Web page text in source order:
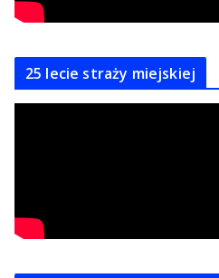
25 lecie straży miejskiej